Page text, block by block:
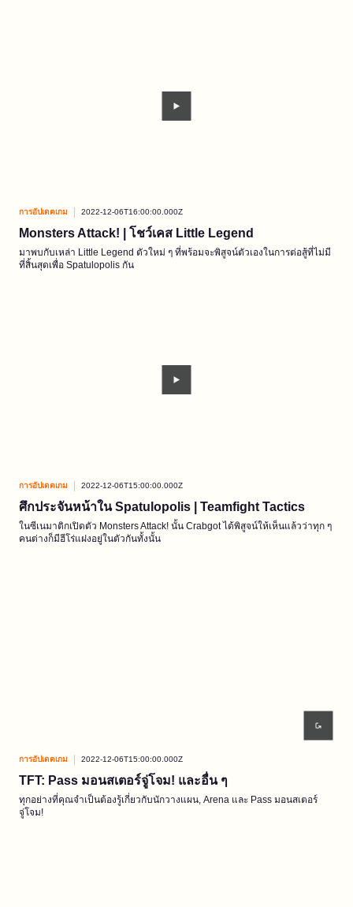
การอัปเดตเกม 2022-12-06T16:00:00.000Z
Monsters Attack! | โชว์เคส Little Legend
มาพบกับเหล่า Little Legend ตัวใหม่ ๆ ที่พร้อมจะพิสูจน์ตัวเองในการต่อสู้ที่ไม่มี
ที่สิ้นสุดเพื่อ Spatulopolis กัน
การอัปเดตเกม 2022-12-06T15:00:00.000Z
ศึกประจันหน้าใน Spatulopolis | Teamfight Tactics
ในซีเนมาติกเปิดตัว Monsters Attack! นั้น Crabgot ได้พิสูจน์ให้เห็นแล้วว่าทุก ๆ
คนต่างก็มีฮีโร่แฝงอยู่ในตัวกันทั้งนั้น
การอัปเดตเกม 2022-12-06T15:00:00.000Z
TFT: Pass มอนสเตอร์จู่โจม! และอื่น ๆ
ทุกอย่างที่คุณจำเป็นต้องรู้เกี่ยวกับนักวางแผน, Arena และ Pass มอนสเตอร์
จู่โจม!